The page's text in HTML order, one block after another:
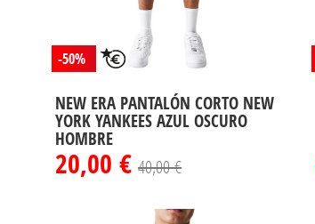
-50%
NEW ERA PANTALÓN CORTO NEW
YORK YANKEES AZUL OSCURO
HOMBRE
20,00 € 40,00 €